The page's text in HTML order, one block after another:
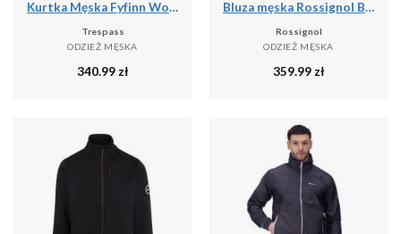
Kurtka Męska Fyfinn Wodoodporna
Trespass
ODZIEŻ MĘSKA
340.99 zł
Bluza męska Rossignol Blackside Fleece Fz
Rossignol
ODZIEŻ MĘSKA
359.99 zł